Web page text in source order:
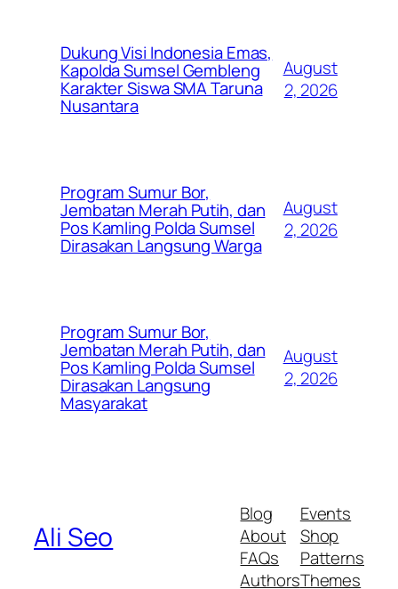
Dukung Visi Indonesia Emas,
Kapolda Sumsel Gembleng
Karakter Siswa SMA Taruna
Nusantara
August
2, 2026
Program Sumur Bor,
Jembatan Merah Putih, dan
Pos Kamling Polda Sumsel
Dirasakan Langsung Warga
August
2, 2026
Program Sumur Bor,
Jembatan Merah Putih, dan
Pos Kamling Polda Sumsel
Dirasakan Langsung
Masyarakat
August
2, 2026
Ali Seo
Blog
About
FAQs
Authors
Events
Shop
Patterns
Themes